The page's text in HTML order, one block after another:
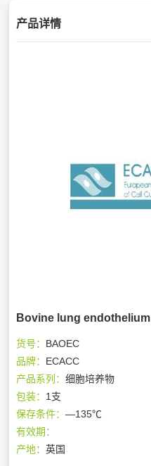
产品详情
Bovine lung endothelium
货号： BAOEC
品牌： ECACC
产品系列：细胞培养物
包装： 1支
保存条件：—135℃
有效期：
产地：英国